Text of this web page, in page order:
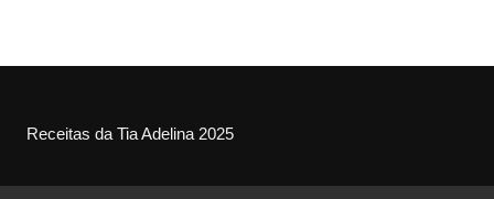
Receitas da Tia Adelina 2025